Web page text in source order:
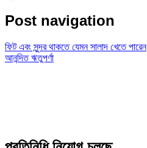
Post navigation
ফিট এবং সুন্দর থাকতে যেমন সালাদ খেতে পারেন
আনন্দিত ঋতুপর্ণা